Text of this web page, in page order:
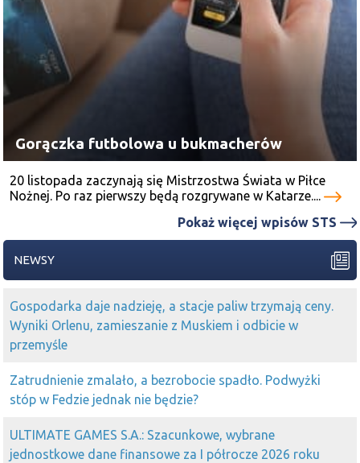
Gorączka futbolowa u bukmacherów
20 listopada zaczynają się Mistrzostwa Świata w Piłce
Nożnej. Po raz pierwszy będą rozgrywane w Katarze....
Pokaż więcej wpisów STS
NEWSY
Gospodarka daje nadzieję, a stacje paliw trzymają ceny.
Wyniki Orlenu, zamieszanie z Muskiem i odbicie w
przemyśle
Zatrudnienie zmalało, a bezrobocie spadło. Podwyżki
stóp w Fedzie jednak nie będzie?
ULTIMATE GAMES S.A.: Szacunkowe, wybrane
jednostkowe dane finansowe za I półrocze 2026 roku